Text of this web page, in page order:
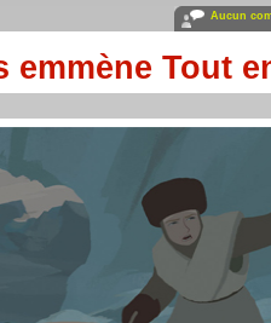
Aucun
emmène Tout